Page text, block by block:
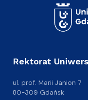
Rektorat
ul. prof. Marii Janion 7
80-309 Gdańsk